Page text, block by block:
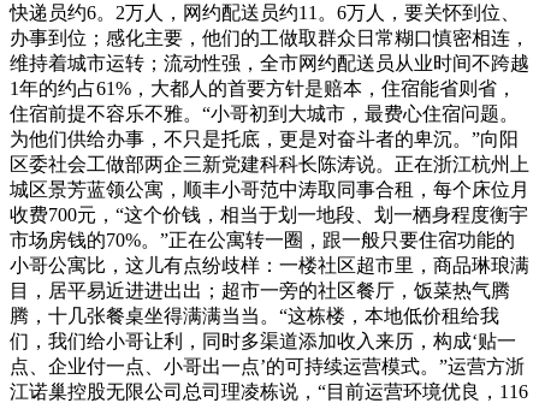
快递员约6。2万人，网约配送员约11。6万人，要关怀到位、
办事到位；感化主要，他们的工做取群众日常糊口慎密相连，
维持着城市运转；流动性强，全市网约配送员从业时间不跨越
1年的约占61%，大都人的首要方针是赔本，住宿能省则省，
住宿前提不容乐不雅。“小哥初到大城市，最费心住宿问题。
为他们供给办事，不只是托底，更是对奋斗者的卑沉。”向阳
区委社会工做部两企三新党建科科长陈涛说。正在浙江杭州上
城区景芳蓝领公寓，顺丰小哥范中涛取同事合租，每个床位月
收费700元，“这个价钱，相当于划一地段、划一栖身程度衡宇
市场房钱的70%。”正在公寓转一圈，跟一般只要住宿功能的
小哥公寓比，这儿有点纷歧样：一楼社区超市里，商品琳琅满
目，居平易近进进出出；超市一旁的社区餐厅，饭菜热气腾
腾，十几张餐桌坐得满满当当。“这栋楼，本地低价租给我
们，我们给小哥让利，同时多渠道添加收入来历，构成‘贴一
点、企业付一点、小哥出一点’的可持续运营模式。”运营方浙
江诺巢控股无限公司总司理凌栋说，“目前运营环境优良，116